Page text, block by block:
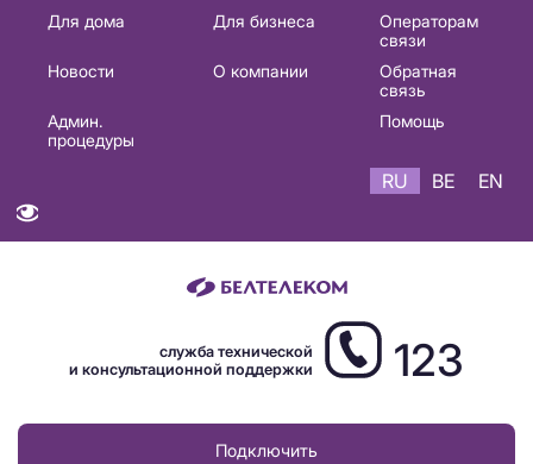
Основная
навигация
Для дома Для бизнеса
Операторам
связи
Новости
О компании
Обратная
связь
Админ.
процедуры
Помощь
RU BE EN
служба технической
и консультационной поддержки
123
Подключить